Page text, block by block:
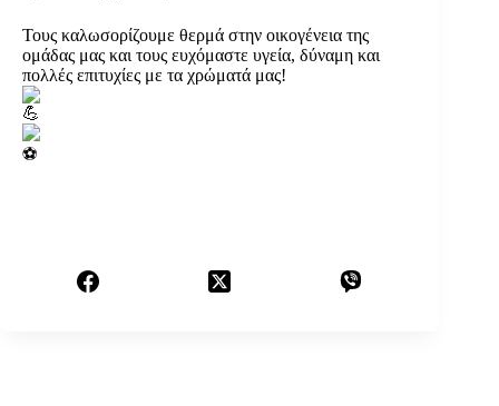
Τους καλωσορίζουμε θερμά στην οικογένεια της
ομάδας μας και τους ευχόμαστε υγεία, δύναμη και
πολλές επιτυχίες με τα χρώματά μας!